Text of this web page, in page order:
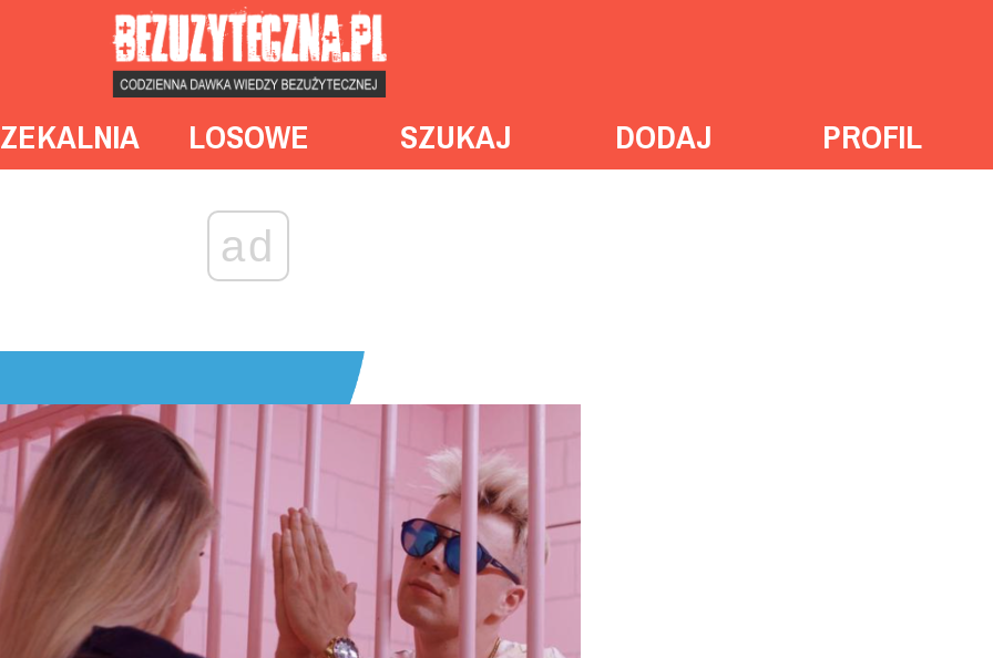
LOSOWE SZUKAJ DODAJ PROFIL
ad